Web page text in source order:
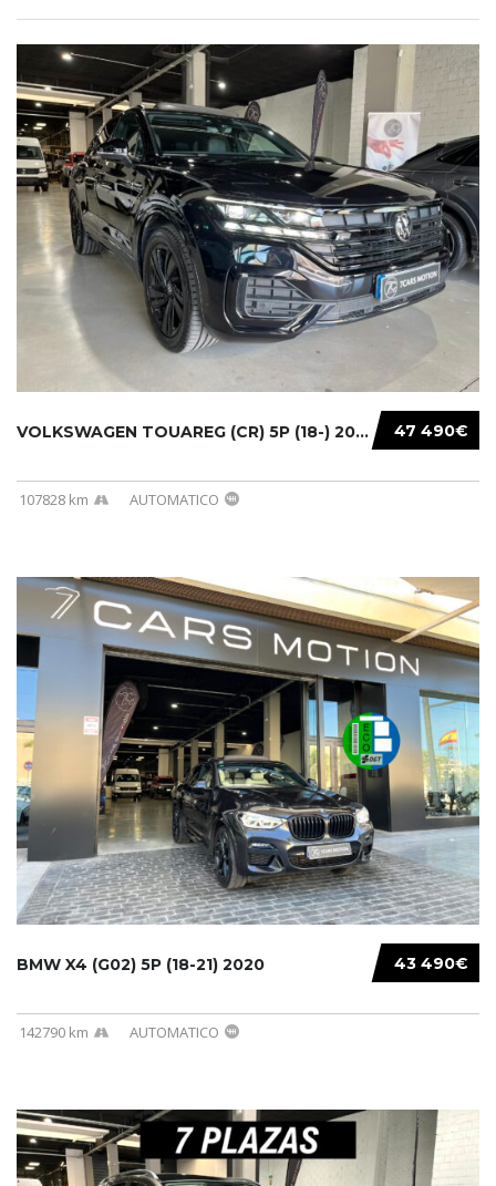
47 490€
VOLKSWAGEN TOUAREG (CR) 5P (18-) 2021...
107828 km AUTOMATICO
43 490€
BMW X4 (G02) 5P (18-21) 2020
142790 km AUTOMATICO